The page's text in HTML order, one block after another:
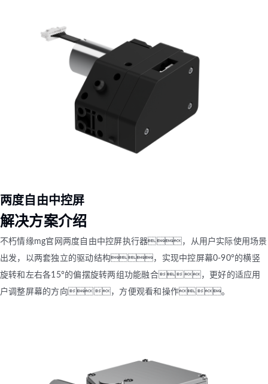
两度自由中控屏
解决方案介绍
不朽情缘mg官网两度自由中控屏执行器，从用户实际使用场景
出发，以两套独立的驱动结构，实现中控屏幕0-90°的横竖
旋转和左右各15°的偏摆旋转两组功能融合，更好的适应用
户调整屏幕的方向，方便观看和操作。